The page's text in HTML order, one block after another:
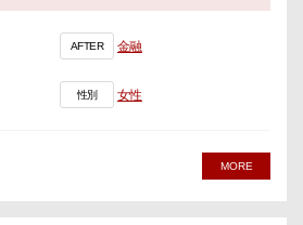
AFTER 金融
性別 女性
MORE